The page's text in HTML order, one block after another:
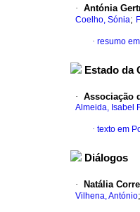
· Antónia
Coelho, Sónia;
· resumo
Estado da
· Associação
Almeida, Isabel
· texto em
Diálogos
· Natália
Vilhena, António;